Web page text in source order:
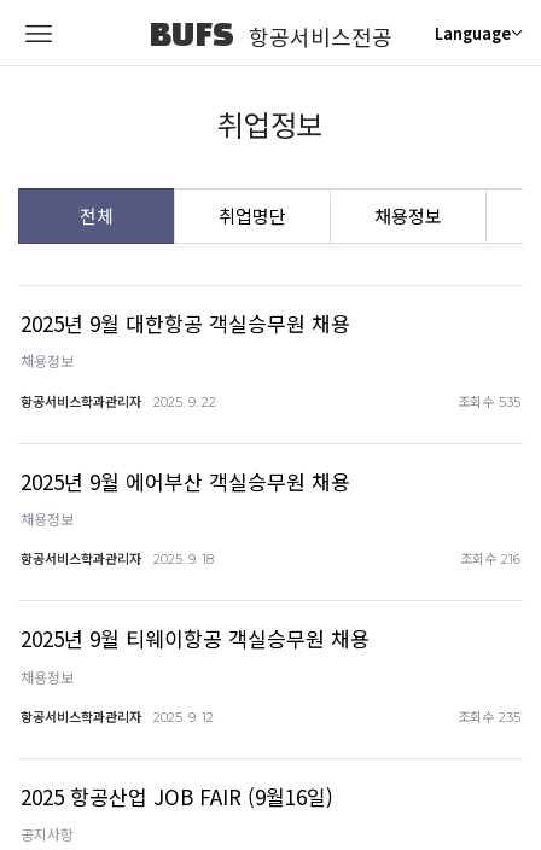
BUFS 항공서비스전공 Language
취업정보
전체 취업명단 채용정보
2025년 9월 대한항공 객실승무원 채용
채용정보
항공서비스학과관리자 2025. 9. 22 조회수 535
2025년 9월 에어부산 객실승무원 채용
채용정보
항공서비스학과관리자 2025. 9. 18 조회수 216
2025년 9월 티웨이항공 객실승무원 채용
채용정보
항공서비스학과관리자 2025. 9. 12 조회수 235
2025 항공산업 JOB FAIR (9월16일)
공지사항